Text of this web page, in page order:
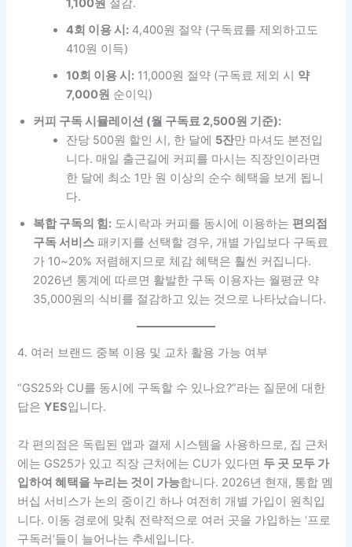
1,100원 절감.
4회 이용 시: 4,400원 절약 (구독료를 제외하고도
410원 이득)
10회 이용 시: 11,000원 절약 (구독료 제외 시 약
7,000원 순이익)
커피 구독 시뮬레이션 (월 구독료 2,500원 기준):
잔당 500원 할인 시, 한 달에 5잔만 마셔도 본전입
니다. 매일 출근길에 커피를 마시는 직장인이라면
한 달에 최소 1만 원 이상의 순수 혜택을 보게 됩니
다.
복합 구독의 힘: 도시락과 커피를 동시에 이용하는 편의점
구독 서비스 패키지를 선택할 경우, 개별 가입보다 구독료
가 10~20% 저렴해지므로 체감 혜택은 훨씬 커집니다.
2026년 통계에 따르면 활발한 구독 이용자는 월평균 약
35,000원의 식비를 절감하고 있는 것으로 나타났습니다.
4. 여러 브랜드 중복 이용 및 교차 활용 가능 여부
“GS25와 CU를 동시에 구독할 수 있나요?”라는 질문에 대한
답은YES입니다.
각 편의점은 독립된 앱과 결제 시스템을 사용하므로, 집 근처
에는 GS25가 있고 직장 근처에는 CU가 있다면 두 곳 모두 가
입하여 혜택을 누리는 것이 가능합니다. 2026년 현재, 통합 멤
버십 서비스가 논의 중이긴 하나 여전히 개별 가입이 원칙입
니다. 이동 경로에 맞춰 전략적으로 여러 곳을 가입하는 ‘프로
구독러’들이 늘어나는 추세입니다.